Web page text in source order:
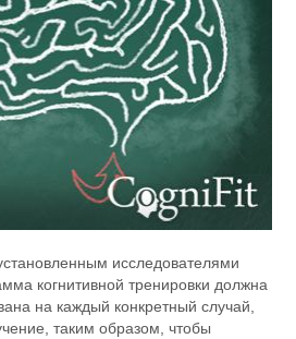
исследователями
когнитивной тренировки должна
на каждый конкретный случай,
таким образом, чтобы